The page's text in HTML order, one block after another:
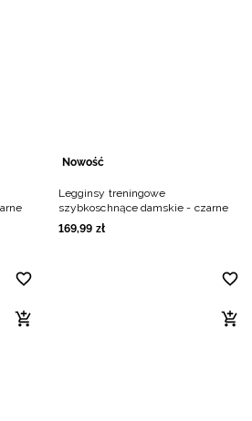
Nowość
Legginsy treningowe
szybkoschnące damskie - czarne
169,99 zł